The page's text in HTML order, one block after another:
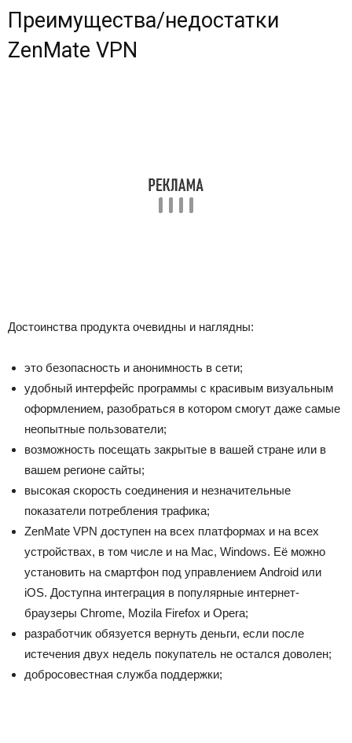
Преимущества/недостатки
ZenMate VPN
Достоинства продукта очевидны и наглядны:
это безопасность и анонимность в сети;
удобный интерфейс программы с красивым визуальным
оформлением, разобраться в котором смогут даже самые
неопытные пользователи;
возможность посещать закрытые в вашей стране или в
вашем регионе сайты;
высокая скорость соединения и незначительные
показатели потребления трафика;
ZenMate VPN доступен на всех платформах и на всех
устройствах, в том числе и на Mac, Windows. Её можно
установить на смартфон под управлением Android или
iOS. Доступна интеграция в популярные интернет-
браузеры Chrome, Mozila Firefox и Opera;
разработчик обязуется вернуть деньги, если после
истечения двух недель покупатель не остался доволен;
добросовестная служба поддержки;